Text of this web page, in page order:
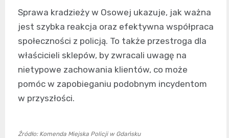
Sprawa kradzieży w Osowej ukazuje, jak ważna
jest szybka reakcja oraz efektywna współpraca
społeczności z policją. To także przestroga dla
właścicieli sklepów, by zwracali uwagę na
nietypowe zachowania klientów, co może
pomóc w zapobieganiu podobnym incydentom
w przyszłości.
Źródło: Komenda Miejska Policji w Gdańsku